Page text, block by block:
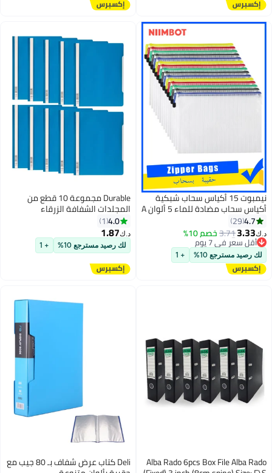
نيمبوت 15 أكياس سحاب شبكية
أكياس سحاب مضادة للماء 5 ألوان A
4 أكياس ملفات بلاستيكية لتخزين
السفر، لوازم مدرسية، لوازم مكتبية
4.7
29
د.ك‏3.33
3.71خصم 10%
#20 في حافظات الملفات
أقل سعر في 7 يوم
#20 في حافظات الملفات
لك رصيد مسترجع 10% + 1
Durable مجموعة 10 قطع من
المجلدات الشفافة الزرقاء
4.0
1
د.ك‏1.87
لك رصيد مسترجع 10% + 1
Alba Rado 6pcs Box File Alba Rado Deli كتاب عرض شفاف بـ 80 جيب مع